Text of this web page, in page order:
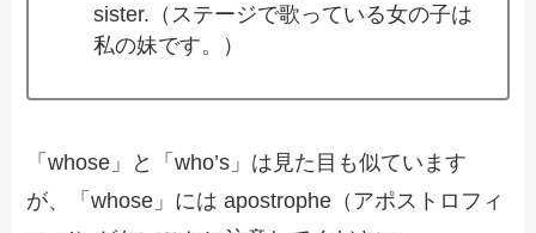
sister.（ステージで歌っている女の子は
私の妹です。）
「whose」と「who’s」は見た目も似ています
が、「whose」には apostrophe（アポストロフィ